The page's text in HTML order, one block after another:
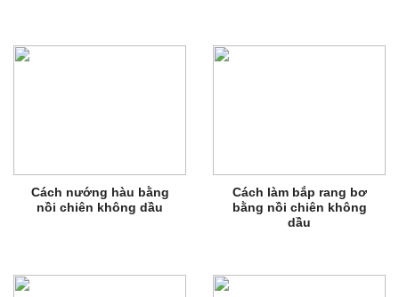
Cách nướng hàu bằng
nồi chiên không dầu
Cách làm bắp rang bơ
bằng nồi chiên không
dầu